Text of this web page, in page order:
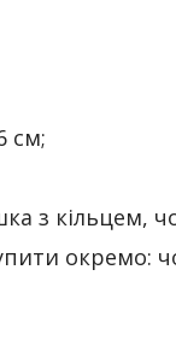
см;
з кільцем,
окремо: